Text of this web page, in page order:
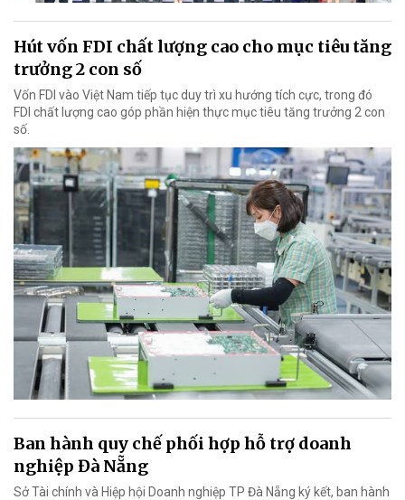
Hút vốn FDI chất lượng cao cho mục tiêu tăng
trưởng 2 con số
Vốn FDI vào Việt Nam tiếp tục duy trì xu hướng tích cực, trong đó
FDI chất lượng cao góp phần hiện thực mục tiêu tăng trưởng 2 con
số.
Ban hành quy chế phối hợp hỗ trợ doanh
nghiệp Đà Nẵng
Sở Tài chính và Hiệp hội Doanh nghiệp TP Đà Nẵng ký kết, ban hành